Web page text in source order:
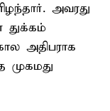
அவரது
துக்கம்
அதிபராக
முகமது